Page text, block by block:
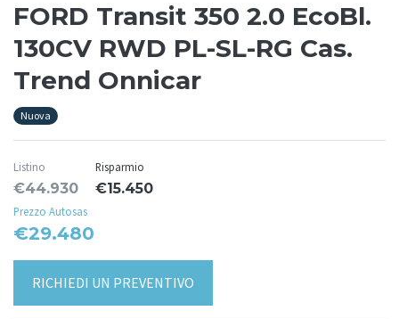
FORD Transit 350 2.0 EcoBl.
130CV RWD PL-SL-RG Cas.
Trend Onnicar
Nuova
Listino
€44.930
Risparmio
€15.450
Prezzo Autosas
€29.480
RICHIEDI UN PREVENTIVO